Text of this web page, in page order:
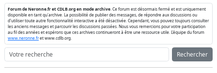
Forum de Neronne.fr et CDLB.org en mode archive . Ce forum est désormais fermé et est uniquement
disponible en tant qu'archive. La possibilité de publier des messages, de répondre aux discussions ou
d'utiliser toute autre fonctionnalité interactive a été désactivée. Cependant, vous pouvez toujours consulter
les anciens messages et parcourir les discussions passées. Nous vous remercions pour votre participation
au fil des années et espérons que ces archives continueront à être une ressource utile. L'équipe du forum
www.neronne.fret www.cdlb.org.
Rechercher